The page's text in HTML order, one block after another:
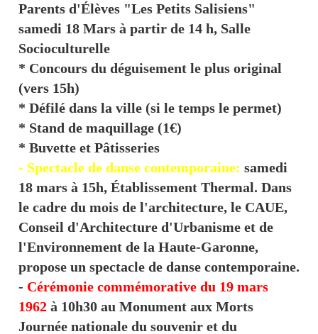
Parents d'Élèves "Les Petits Salisiens"
samedi 18 Mars à partir de 14 h, Salle
Socioculturelle
* Concours du déguisement le plus original
(vers 15h)
* Défilé dans la ville (si le temps le permet)
* Stand de maquillage (1€)
* Buvette et Pâtisseries
- Spectacle de danse contemporaine: samedi
18 mars à 15h, Établissement Thermal. Dans
le cadre du mois de l'architecture, le CAUE,
Conseil d'Architecture d'Urbanisme et de
l'Environnement de la Haute-Garonne,
propose un spectacle de danse contemporaine.
- Cérémonie commémorative du 19 mars
1962 à 10h30 au Monument aux Morts
Journée nationale du souvenir et du